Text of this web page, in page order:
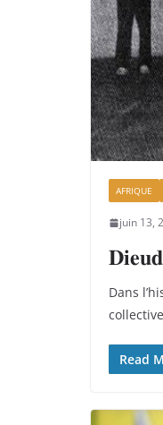
AFRIQUE
juin 13,
Dans
Read